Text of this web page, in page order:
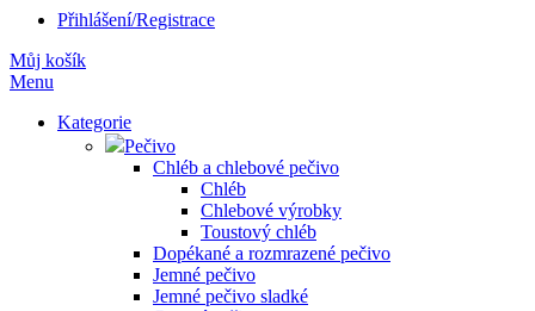
Přihlášení/Registrace
Můj košík
Menu
Kategorie
Pečivo
Chléb a chlebové pečivo
Chléb
Chlebové výrobky
Toustový chléb
Dopékané a rozmrazené pečivo
Jemné pečivo
Jemné pečivo sladké